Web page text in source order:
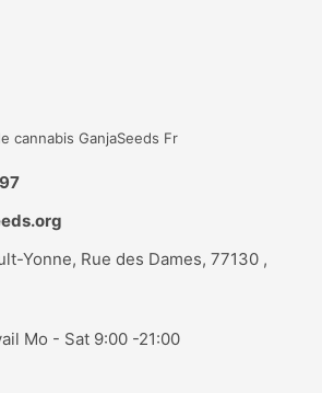
cannabis GanjaSeeds Fr
Yonne, Rue des Dames, 77130 ,
Mo - Sat 9:00 -21:00